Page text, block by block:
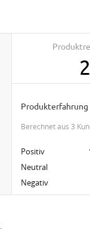
Produkterfahrung
berechnet aus 3
Positiv
Neutral
Negativ